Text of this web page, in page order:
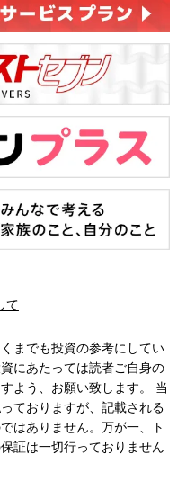
て
までも投資の参考にしてい
にあたっては読者ご自身の
よう、お願い致します。 当
ておりますが、記載される
はありません。万が一、ト
証は一切行っておりません